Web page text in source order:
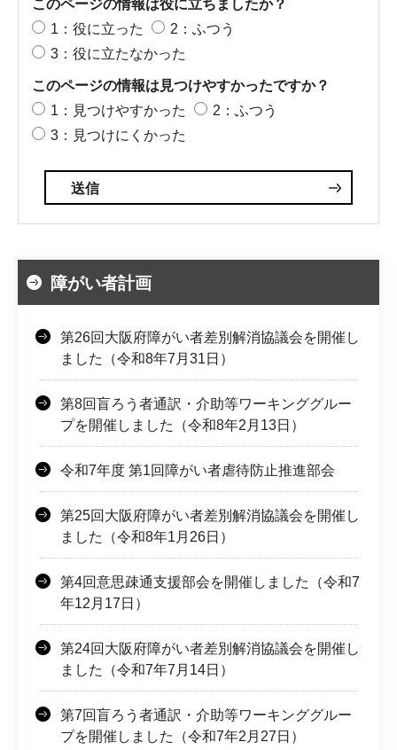
このページの情報は役に立ちましたか？
1：役に立った
2：ふつう
3：役に立たなかった
このページの情報は見つけやすかったですか？
1：見つけやすかった
2：ふつう
3：見つけにくかった
障がい者計画
第26回大阪府障がい者差別解消協議会を開催し
ました（令和8年7月31日）
第8回盲ろう者通訳・介助等ワーキンググルー
プを開催しました（令和8年2月13日）
令和7年度 第1回障がい者虐待防止推進部会
第25回大阪府障がい者差別解消協議会を開催し
ました（令和8年1月26日）
第4回意思疎通支援部会を開催しました（令和7
年12月17日）
第24回大阪府障がい者差別解消協議会を開催し
ました（令和7年7月14日）
第7回盲ろう者通訳・介助等ワーキンググルー
プを開催しました（令和7年2月27日）